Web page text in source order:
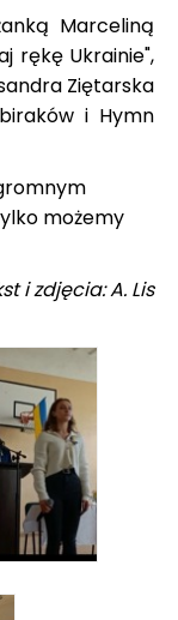
Marceliną
rękę Ukrainie",
Ziętarska
i Hymn
możemy
i zdjęcia: A. Lis